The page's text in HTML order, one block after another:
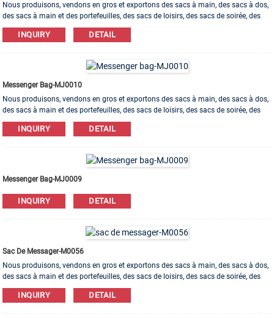
Nous produisons, vendons en gros et exportons des sacs à main, des sacs à dos,
des sacs à main et des portefeuilles, des sacs de loisirs, des sacs de soirée, des
trousses de maquillage, des sacs pour bracelets, etc. Des matériaux en cuir, PU, ​​
toile, nylon, coton sont disponibles. L'ordre d'OEM et d'ODM est bienvenu!
INQUIRY DETAIL
Messenger Bag-MJ0010
Nous produisons, vendons en gros et exportons des sacs à main, des sacs à dos,
des sacs à main et des portefeuilles, des sacs de loisirs, des sacs de soirée, des
trousses de maquillage, des sacs pour bracelets, etc. Des matériaux en cuir, PU, ​​
toile, nylon, coton sont disponibles. L'ordre d'OEM et d'ODM est bienvenu!
INQUIRY DETAIL
Messenger Bag-MJ0009
INQUIRY DETAIL
Sac De Messager-M0056
Nous produisons, vendons en gros et exportons des sacs à main, des sacs à dos,
des sacs à main et des portefeuilles, des sacs de loisirs, des sacs de soirée, des
trousses de maquillage, des sacs pour bracelets, etc. Des matériaux en cuir, PU, ​​
toile, nylon, coton sont disponibles. L'ordre d'OEM et d'ODM est bienvenu!
INQUIRY DETAIL